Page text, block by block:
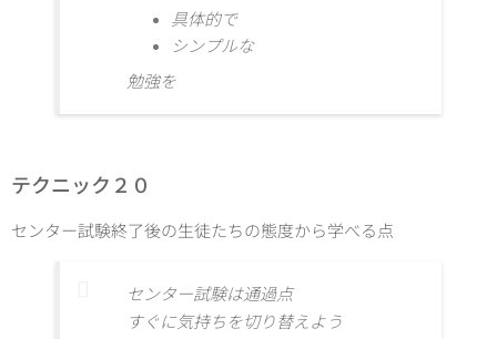
具体的で
シンプルな
勉強を
テクニック２０
センター試験終了後の生徒たちの態度から学べる点
センター試験は通過点
すぐに気持ちを切り替えよう